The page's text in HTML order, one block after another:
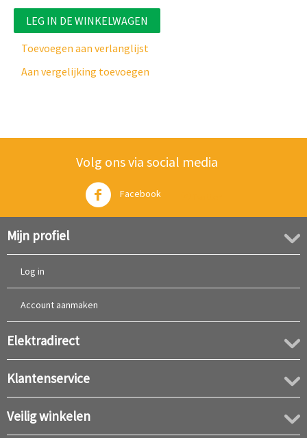
LEG IN DE WINKELWAGEN
Toevoegen aan verlanglijst
Aan vergelijking toevoegen
Volg ons via social media
Facebook
Mijn profiel
Log in
Account aanmaken
Elektradirect
Klantenservice
Veilig winkelen